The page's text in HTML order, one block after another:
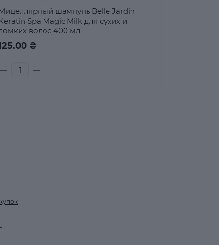
шампунь Belle Jardin
Spa Magic Milk для сухих и
волос 400 мл
₴